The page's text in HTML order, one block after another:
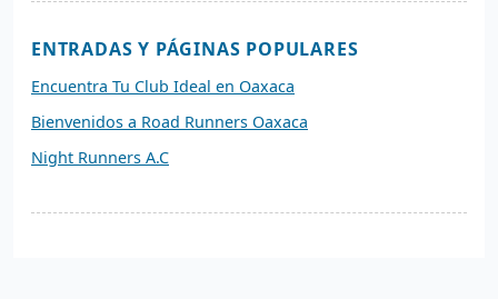
ENTRADAS Y PÁGINAS POPULARES
Encuentra Tu Club Ideal en Oaxaca
Bienvenidos a Road Runners Oaxaca
Night Runners A.C